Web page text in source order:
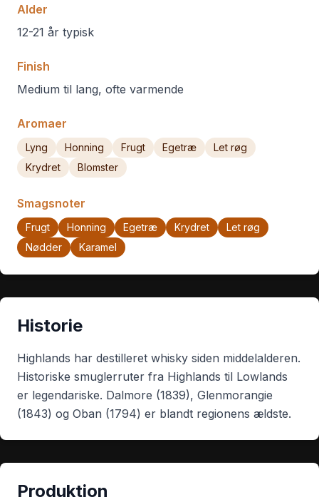
Alder
12-21 år typisk
Finish
Medium til lang, ofte varmende
Aromaer
Lyng Honning Frugt Egetræ
Let røg
Krydret
Blomster
Smagsnoter
Frugt Honning Egetræ Krydret
Let røg
Nødder
Karamel
Historie
Highlands har destilleret whisky siden middelalderen.
Historiske smuglerruter fra Highlands til Lowlands
er legendariske. Dalmore (1839), Glenmorangie
(1843) og Oban (1794) er blandt regionens ældste.
Produktion